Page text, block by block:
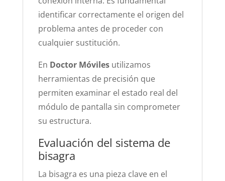
identificar correctamente el origen del
problema antes de proceder con
cualquier sustitución.
En Doctor Móvilesutilizamos
herramientas de precisión que
permiten examinar el estado real del
módulo de pantalla sin comprometer
su estructura.
Evaluación del sistema de
bisagra
La bisagra es una pieza clave en el